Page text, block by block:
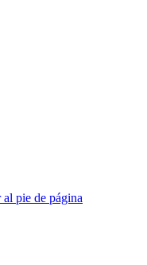
al pie de página